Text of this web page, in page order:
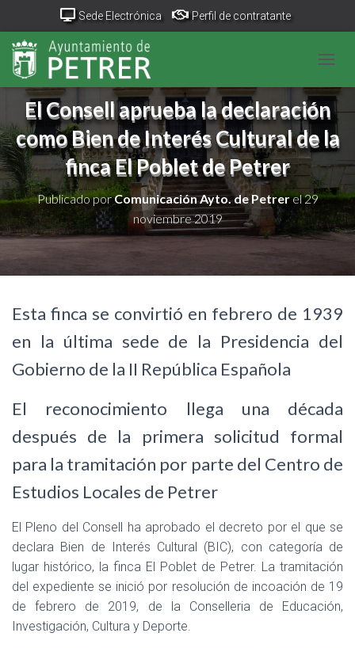
Sede Electrónica Perfil de contratante
Portal Transparencia
Canal de denuncias
El Consell aprueba la declaración
como Bien de Interés Cultural de la
finca El Poblet de Petrer
Publicado porComunicación Ayto. de Petrerel29
noviembre 2019
Esta finca se convirtió en febrero de 1939
en la última sede de la Presidencia del
Gobierno de la II República Española
El reconocimiento llega una década
después de la primera solicitud formal
para la tramitación por parte del Centro de
Estudios Locales de Petrer
El Pleno del Consell ha aprobado el decreto por el que se
declara Bien de Interés Cultural (BIC), con categoría de
lugar histórico, la finca El Poblet de Petrer. La tramitación
del expediente se inició por resolución de incoación de 19
de febrero de 2019, de la Conselleria de Educación,
Investigación, Cultura y Deporte.